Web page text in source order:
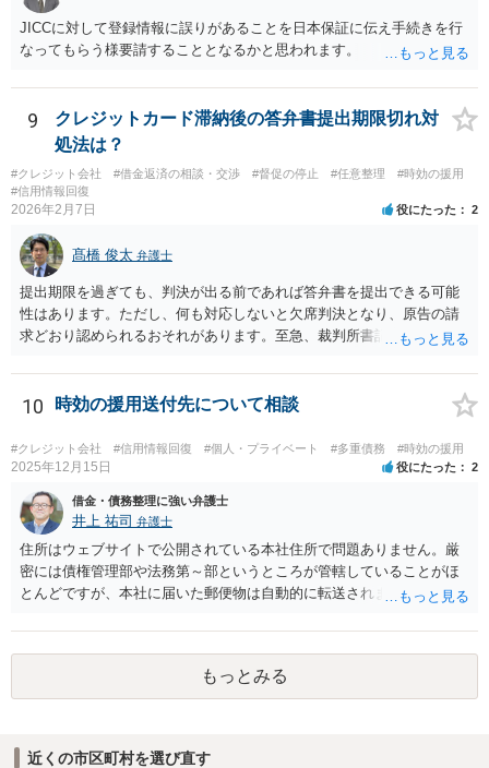
JICCに対して登録情報に誤りがあることを日本保証に伝え手続きを行
なってもらう様要請することとなるかと思われます。
9
クレジットカード滞納後の答弁書提出期限切れ対
処法は？
#クレジット会社 #借金返済の相談・交渉 #督促の停止 #任意整理
#時効の援用
#信用情報回復
2026年2月7日 役にたった 2
髙橋 俊太 弁護士
提出期限を過ぎても、判決が出る前であれば答弁書を提出できる可能
性はあります。ただし、何も対応しないと欠席判決となり、原告の請
求どおり認められるおそれがあります。至急、裁判所書記官に連絡し
10 時効の援用送付先について相談
#クレジット会社 #信用情報回復 #個人・プライベート #多重債務 #時効の援用
2025年12月15日 役にたった 2
借金・債務整理に強い弁護士
井上 祐司 弁護士
住所はウェブサイトで公開されている本社住所で問題ありません。厳
密には債権管理部や法務第～部というところが管轄していることがほ
とんどですが、本社に届いた郵便物は自動的に転送されます。 内容証
すのが通例です。 なお、信用情報において三井住友カード株式会社が
債権者として表示されていればそこへ送るのが正解だとは思います
が、同社が貸付や立替によって取得した債権は完全子会社であるSMB
Cコンシューマーファイナンス株式会社が保有・管理していることが通
もっとみる
近くの市区町村を選び直す